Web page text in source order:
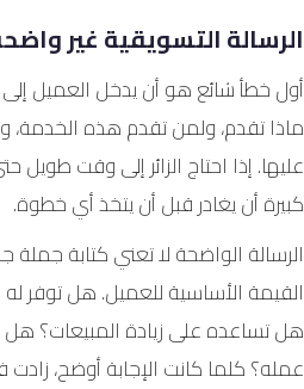
الرسالة التسويقية غير
أول خطأ شائع هو أن يدخل العميل
ماذا تقدم، ولمن تقدم هذه الخدمة،
عليها. إذا احتاج الزائر إلى وقت
كبيرة أن يغادر قبل أن يتخذ أي خطوة.
الرسالة الواضحة لا تعني كتابة
القيمة الأساسية للعميل. هل توفر
هل تساعده على زيادة المبيعات؟
عمله؟ كلما كانت الإجابة أوضح، زادت